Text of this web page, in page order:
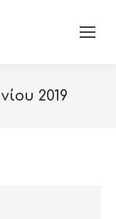
2019